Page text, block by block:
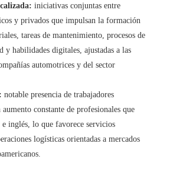
iniciativas conjuntas entre
y privados que impulsan la formación
tareas de mantenimiento, procesos de
y habilidades digitales, ajustadas a las
automotrices y del sector
notable presencia de trabajadores
constante de profesionales que
e inglés, lo que favorece servicios
logísticas orientadas a mercados